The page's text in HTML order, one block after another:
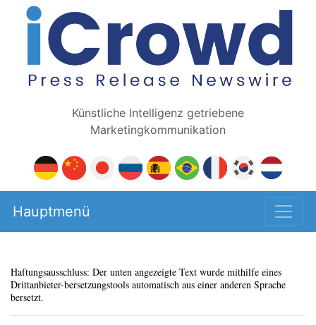
Künstliche Intelligenz getriebene
Marketingkommunikation
Hauptmenü
Haftungsausschluss: Der unten angezeigte Text wurde mithilfe eines
Drittanbieter-bersetzungstools automatisch aus einer anderen Sprache
bersetzt.